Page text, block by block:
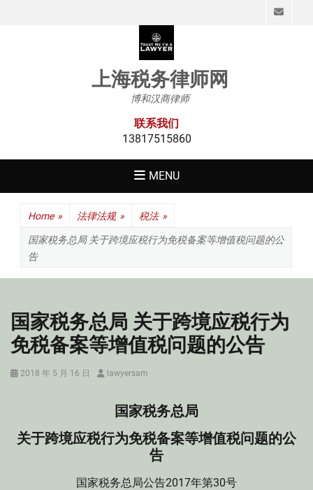
上海税务律师网
博和汉商律师
联系我们
13817515860
MENU
Home » 法律法规 » 税法 »
国家税务总局 关于跨境应税行为免税备案等增值税问题的公
告
国家税务总局 关于跨境应税行为
免税备案等增值税问题的公告
Posted
2018 年 5 月 16 日 Authorlawyersam
国家税务总局
关于跨境应税行为免税备案等增值税问题的公
告
国家税务总局公告2017年第30号